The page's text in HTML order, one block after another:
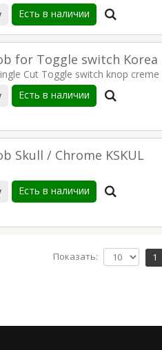
Есть в наличии
for Toggle switch Korea
Cut Toggle switch knop
Есть в наличии
Skull / Chrome KSKUL
Есть в наличии
1
Показать: